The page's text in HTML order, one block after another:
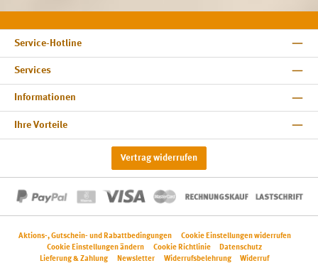
Service-Hotline
Services
Informationen
Ihre Vorteile
Vertrag widerrufen
Aktions-, Gutschein- und Rabattbedingungen
Cookie Einstellungen widerrufen
Cookie Einstellungen ändern
Cookie Richtlinie
Datenschutz
Lieferung & Zahlung
Newsletter Widerrufsbelehrung Widerruf